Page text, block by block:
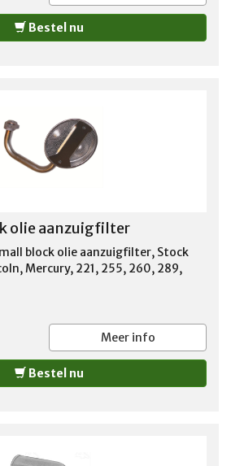
Bestel nu
olie aanzuigfilter
block olie aanzuigfilter, Stock
Mercury, 221, 255, 260, 289,
Meer info
Bestel nu